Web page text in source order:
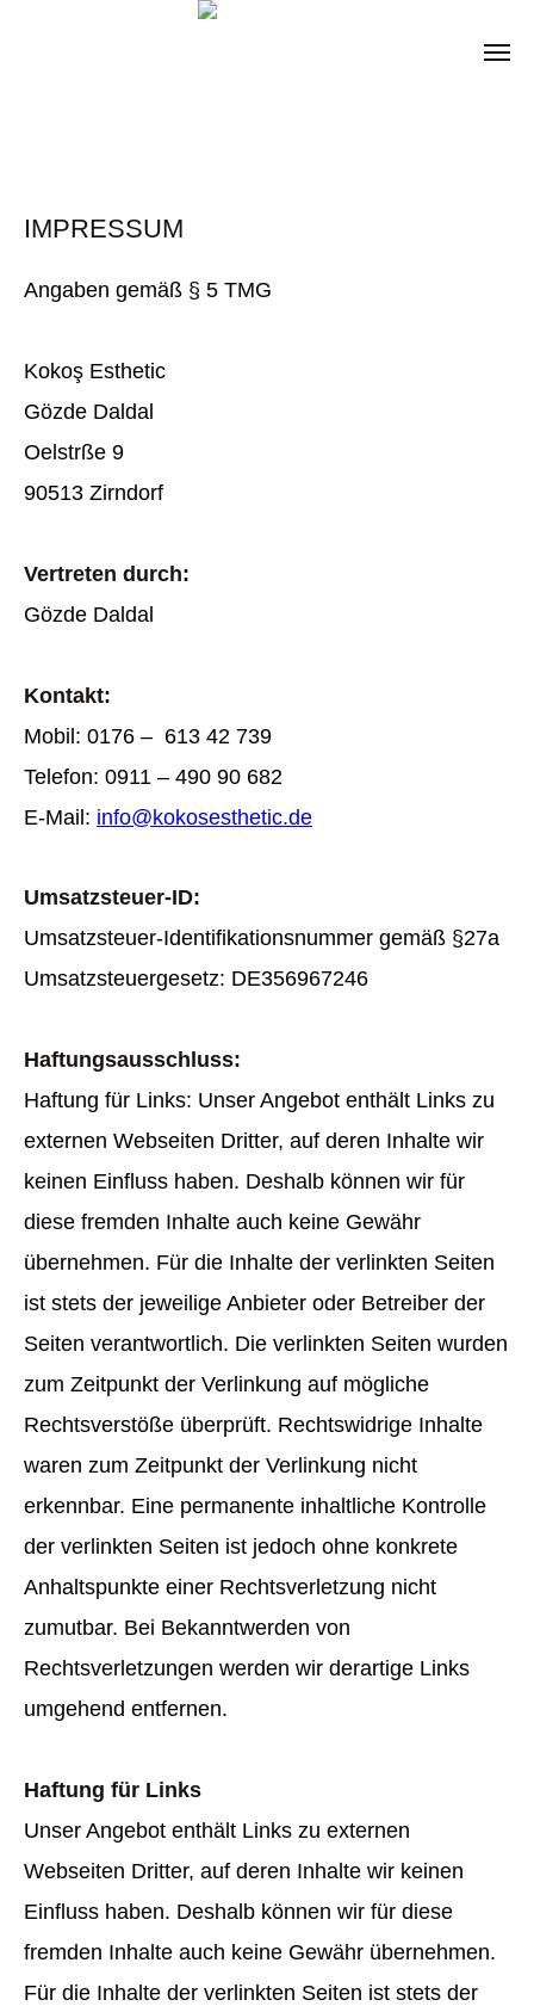
IMPRESSUM
Angaben gemäß § 5 TMG
Kokoş Esthetic
Gözde Daldal
Oelstrße 9
90513 Zirndorf
Vertreten durch:
Gözde Daldal
Kontakt:
Mobil: 0176 – 613 42 739
Telefon: 0911 – 490 90 682
E-Mail: info@kokosesthetic.de
Umsatzsteuer-ID:
Umsatzsteuer-Identifikationsnummer gemäß §27a
Umsatzsteuergesetz: DE356967246
Haftungsausschluss:
Haftung für Links: Unser Angebot enthält Links zu
externen Webseiten Dritter, auf deren Inhalte wir
keinen Einfluss haben. Deshalb können wir für
diese fremden Inhalte auch keine Gewähr
übernehmen. Für die Inhalte der verlinkten Seiten
ist stets der jeweilige Anbieter oder Betreiber der
Seiten verantwortlich. Die verlinkten Seiten wurden
zum Zeitpunkt der Verlinkung auf mögliche
Rechtsverstöße überprüft. Rechtswidrige Inhalte
waren zum Zeitpunkt der Verlinkung nicht
erkennbar. Eine permanente inhaltliche Kontrolle
der verlinkten Seiten ist jedoch ohne konkrete
Anhaltspunkte einer Rechtsverletzung nicht
zumutbar. Bei Bekanntwerden von
Rechtsverletzungen werden wir derartige Links
umgehend entfernen.
Haftung für Links
Unser Angebot enthält Links zu externen
Webseiten Dritter, auf deren Inhalte wir keinen
Einfluss haben. Deshalb können wir für diese
fremden Inhalte auch keine Gewähr übernehmen.
Für die Inhalte der verlinkten Seiten ist stets der